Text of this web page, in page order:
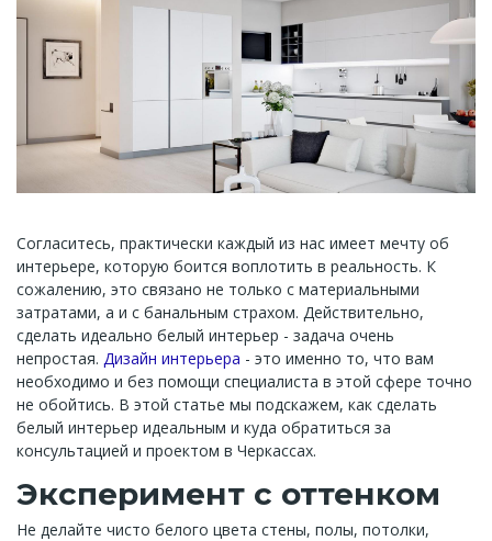
Согласитесь, практически каждый из нас имеет мечту об
интерьере, которую боится воплотить в реальность. К
сожалению, это связано не только с материальными
затратами, а и с банальным страхом. Действительно,
сделать идеально белый интерьер - задача очень
непростая. Дизайн интерьера - это именно то, что вам
необходимо и без помощи специалиста в этой сфере точно
не обойтись. В этой статье мы подскажем, как сделать
белый интерьер идеальным и куда обратиться за
консультацией и проектом в Черкассах.
Эксперимент с оттенком
Не делайте чисто белого цвета стены, полы, потолки,